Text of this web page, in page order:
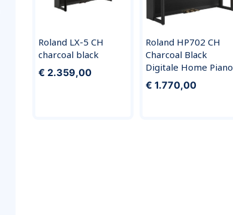
Roland LX-5 CH
charcoal black
€ 2.359,00
Roland HP702 CH
Charcoal Black
Digitale Home Piano
€ 1.770,00